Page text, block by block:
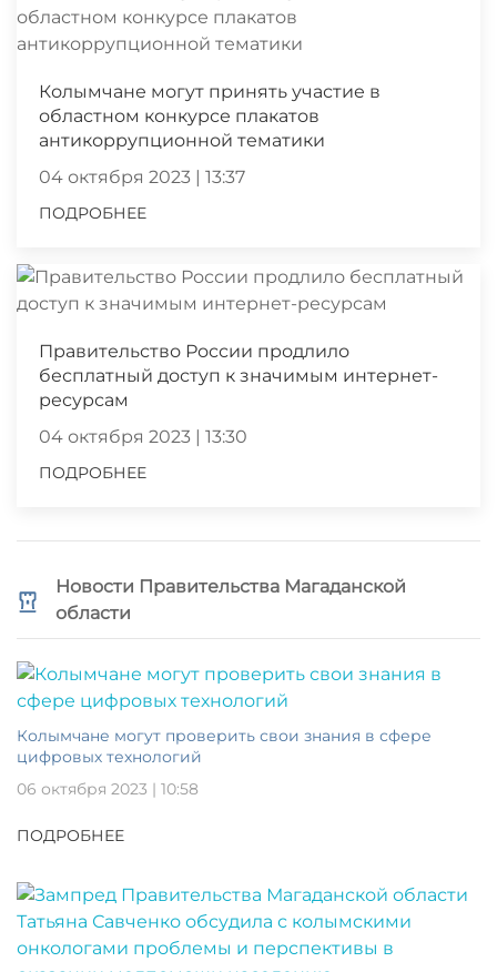
Колымчане могут принять участие в
областном конкурсе плакатов
антикоррупционной тематики
04 октября 2023 | 13:37
ПОДРОБНЕЕ
Правительство России продлило
бесплатный доступ к значимым интернет-
ресурсам
04 октября 2023 | 13:30
ПОДРОБНЕЕ
Новости Правительства Магаданской
области
Колымчане могут проверить свои знания в сфере
цифровых технологий
06 октября 2023 | 10:58
ПОДРОБНЕЕ